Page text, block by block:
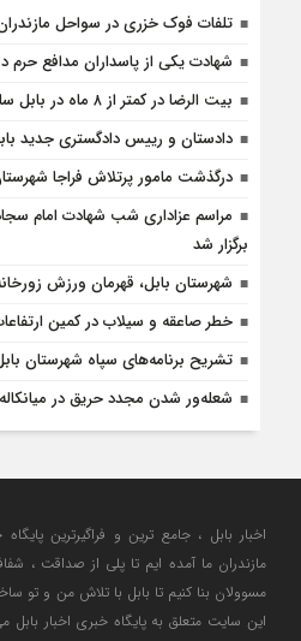
تلفات فوک خزری در سواحل
شهادت یکی از پاسداران مدافع حرم
بیت الرضا در کمتر از ۸ ماه در بابل ساخته خواهد شد.
دادستان و رییس دادگستری جدید
درگذشت مامور پرتلاش فراجا
مراسم عزاداری شب شهادت امام
برگزار شد
شهرستان بابل، قهرمان ورزش
خطر صاعقه و سیلاب در کمین
تشریح برنامه‌های سپاه شهرستان
شعله‌ور شدن مجدد حریق در میانکاله
اخبار بابل ، جامع ترین و فراگیرترین
مازندران ما آمده ایم تا پلی از صداقت ،
مسوولان بنا کنیم تا بابل با تلاش من و تو
این سایت متعلق به پایگاه خبری اخبار بابل